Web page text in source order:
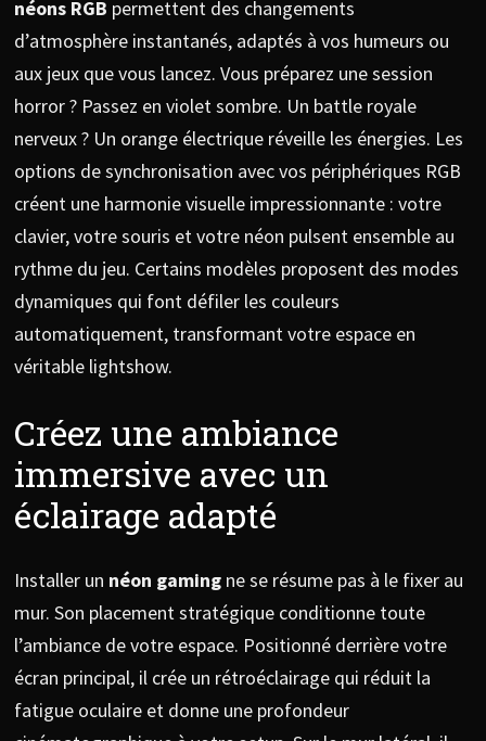
néons RGB permettent des changements
d’atmosphère instantanés, adaptés à vos humeurs ou
aux jeux que vous lancez. Vous préparez une session
horror ? Passez en violet sombre. Un battle royale
nerveux ? Un orange électrique réveille les énergies. Les
options de synchronisation avec vos périphériques RGB
créent une harmonie visuelle impressionnante : votre
clavier, votre souris et votre néon pulsent ensemble au
rythme du jeu. Certains modèles proposent des modes
dynamiques qui font défiler les couleurs
automatiquement, transformant votre espace en
véritable lightshow.
Créez une ambiance
immersive avec un
éclairage adapté
Installer un néon gamingne se résume pas à le fixer au
mur. Son placement stratégique conditionne toute
l’ambiance de votre espace. Positionné derrière votre
écran principal, il crée un rétroéclairage qui réduit la
fatigue oculaire et donne une profondeur